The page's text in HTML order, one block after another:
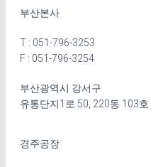
부산본사
T : 051-796-3253
F : 051-796-3254
부산광역시 강서구
유통단지1로 50, 220동 103호
경주공장